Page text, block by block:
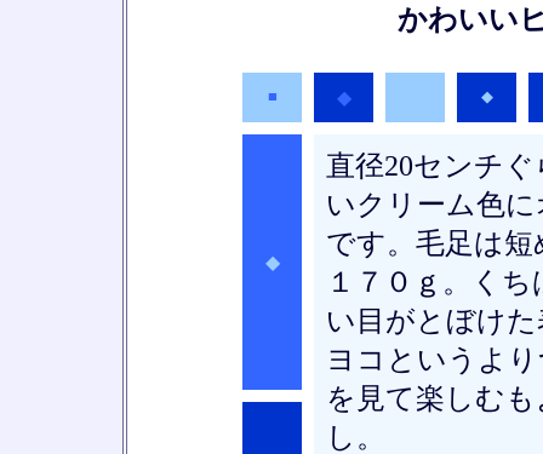
かわいい
■ ◆ ◆
◆
直径20センチ
いクリーム色
です。毛足は
１７０ｇ。く
い目がとぼけ
ヨコというよ
を見て楽しむ
し。